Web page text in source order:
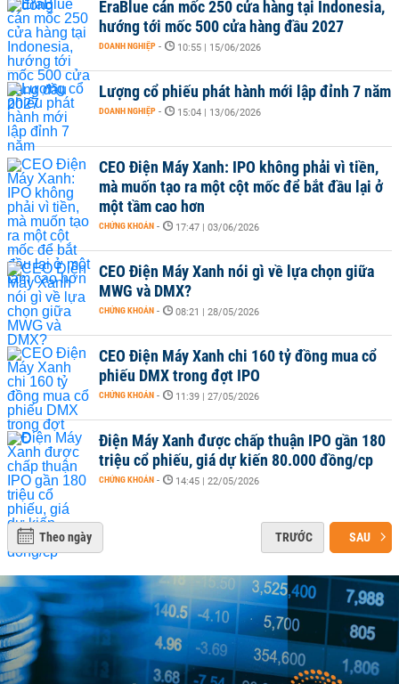
EraBlue cán mốc 250 cửa hàng tại Indonesia,
hướng tới mốc 500 cửa hàng đầu 2027
DOANH NGHIỆP - 10:55 | 15/06/2026
Lượng cổ phiếu phát hành mới lập đỉnh 7 năm
DOANH NGHIỆP - 15:04 | 13/06/2026
CEO Điện Máy Xanh: IPO không phải vì tiền,
mà muốn tạo ra một cột mốc để bắt đầu lại ở
một tầm cao hơn
CHỨNG KHOÁN - 17:47 | 03/06/2026
CEO Điện Máy Xanh nói gì về lựa chọn giữa
MWG và DMX?
CHỨNG KHOÁN - 08:21 | 28/05/2026
CEO Điện Máy Xanh chi 160 tỷ đồng mua cổ
phiếu DMX trong đợt IPO
CHỨNG KHOÁN - 11:39 | 27/05/2026
Điện Máy Xanh được chấp thuận IPO gần 180
triệu cổ phiếu, giá dự kiến 80.000 đồng/cp
CHỨNG KHOÁN - 14:45 | 22/05/2026
Theo ngày TRƯỚC SAU